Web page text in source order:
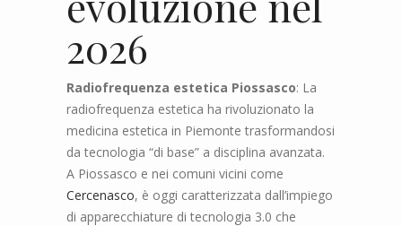
2026
Radiofrequenza estetica Piossasco: La
radiofrequenza estetica ha rivoluzionato la
medicina estetica in Piemonte trasformandosi
da tecnologia “di base” a disciplina avanzata.
A Piossasco e nei comuni vicini come
Cercenasco, è oggi caratterizzata dall’impiego
di apparecchiature di tecnologia 3.0 che